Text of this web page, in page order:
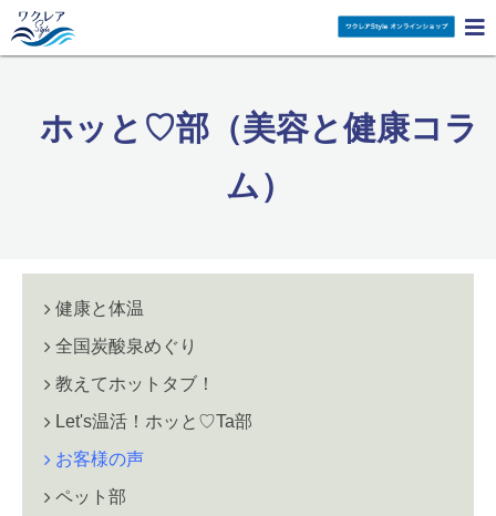

ホッと♡部（美容と健康コラ
ム）
健康と体温
全国炭酸泉めぐり
教えてホットタブ！
Let's温活！ホッと♡Ta部
お客様の声
ペット部